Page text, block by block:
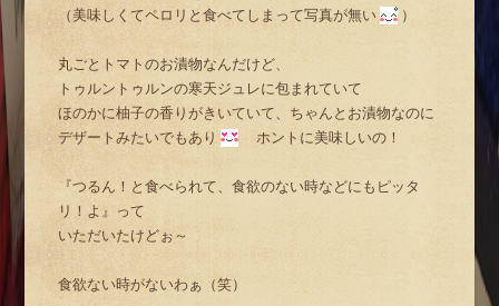
（美味しくてペロリと食べてしまって写真が無い
）
丸ごとトマトのお漬物なんだけど、
トゥルントゥルンの寒天ジュレに包まれていて
ほのかに柚子の香りがきいていて、ちゃんとお漬物なのに
デザートみたいでもあり
ホントに美味しいの！
『つるん！と食べられて、食欲のない時などにもピッタ
リ！よ』って
いただいたけどぉ～
食欲ない時がないわぁ（笑）